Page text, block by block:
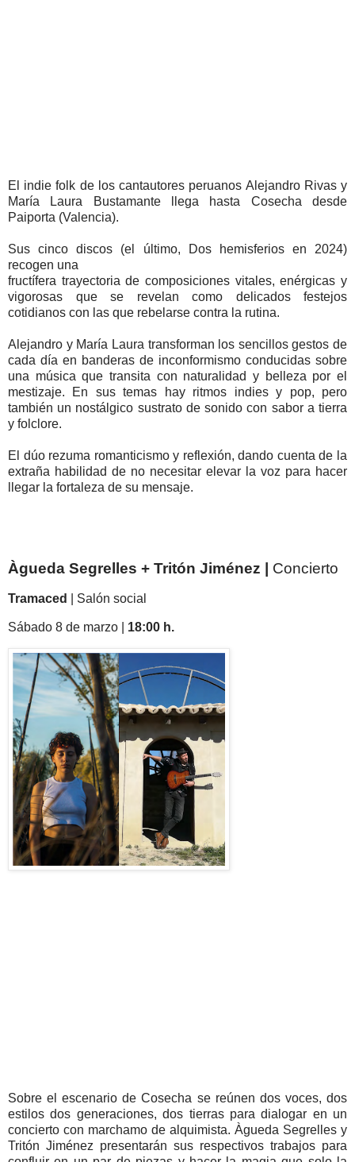
El indie folk de los cantautores peruanos Alejandro Rivas y
María Laura Bustamante llega hasta Cosecha desde
Paiporta (Valencia).
Sus cinco discos (el último, Dos hemisferios en 2024)
recogen una
fructífera trayectoria de composiciones vitales, enérgicas y
vigorosas que se revelan como delicados festejos
cotidianos con las que rebelarse contra la rutina.
Alejandro y María Laura transforman los sencillos gestos de
cada día en banderas de inconformismo conducidas sobre
una música que transita con naturalidad y belleza por el
mestizaje. En sus temas hay ritmos indies y pop, pero
también un nostálgico sustrato de sonido con sabor a tierra
y folclore.
El dúo rezuma romanticismo y reflexión, dando cuenta de la
extraña habilidad de no necesitar elevar la voz para hacer
llegar la fortaleza de su mensaje.
Àgueda Segrelles + Tritón Jiménez | Concierto
Tramaced | Salón social
Sábado 8 de marzo | 18:00 h.
Sobre el escenario de Cosecha se reúnen dos voces, dos
estilos dos generaciones, dos tierras para dialogar en un
concierto con marchamo de alquimista. Àgueda Segrelles y
Tritón Jiménez presentarán sus respectivos trabajos para